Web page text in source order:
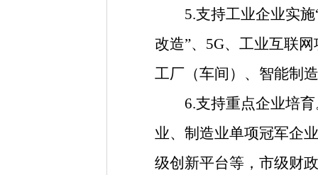
5.支持工业企业实施
改造”、5G、工业互联
工厂（车间）、智能制
6.支持重点企业培育
业、制造业单项冠军企
级创新平台等，市级财